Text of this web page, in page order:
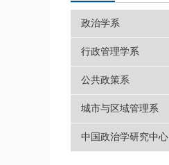
政治学系
行政管理学系
公共政策系
城市与区域管理系
中国政治学研究中心